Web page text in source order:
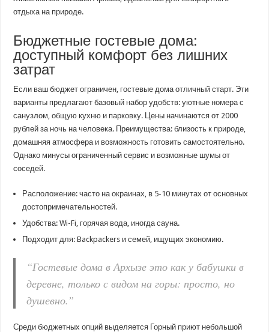
отдыха на природе.
Бюджетные гостевые дома:
доступный комфорт без лишних
затрат
Если ваш бюджет ограничен, гостевые дома отличный старт. Эти
варианты предлагают базовый набор удобств: уютные номера с
санузлом, общую кухню и парковку. Цены начинаются от 2000
рублей за ночь на человека. Преимущества: близость к природе,
домашняя атмосфера и возможность готовить самостоятельно.
Однако минусы ограниченный сервис и возможные шумы от
соседей.
Расположение: часто на окраинах, в 5-10 минутах от основных
достопримечательностей.
Удобства: Wi-Fi, горячая вода, иногда сауна.
Подходит для: Backpackers и семей, ищущих экономию.
“Гостевые дома в Архызе это как у бабушки в
деревне, только с видом на горы: просто, но
душевно.”
Среди бюджетных опций выделяется Горный приют небольшой